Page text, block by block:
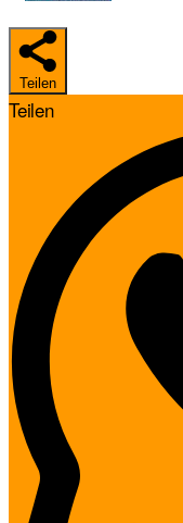
Teilen
Teilen